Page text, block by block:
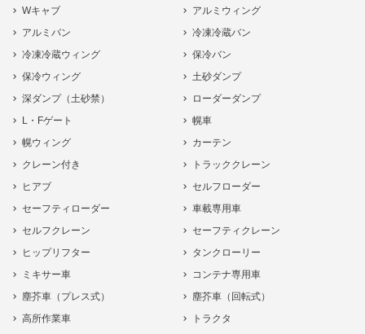
Wキャブ
アルミウィング
アルミバン
冷凍冷蔵バン
冷凍冷蔵ウィング
保冷バン
保冷ウィング
土砂ダンプ
深ダンプ（土砂禁）
ローダーダンプ
L・Fゲート
幌車
幌ウィング
カーテン
クレーン付き
トラッククレーン
ヒアブ
セルフローダー
セーフティローダー
車載専用車
セルフクレーン
セーフティクレーン
ヒップリフター
タンクローリー
ミキサー車
コンテナ専用車
塵芥車（プレス式）
塵芥車（回転式）
高所作業車
トラクタ